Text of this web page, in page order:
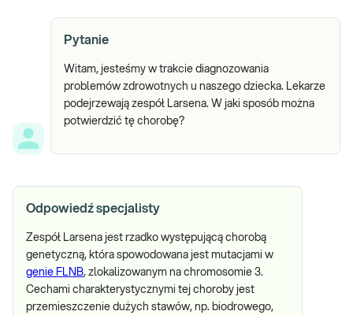
Pytanie
Witam, jesteśmy w trakcie diagnozowania
problemów zdrowotnych u naszego dziecka. Lekarze
podejrzewają zespół Larsena. W jaki sposób można
potwierdzić tę chorobę?
Odpowiedź specjalisty
Zespół Larsena jest rzadko występującą chorobą
genetyczną, która spowodowana jest mutacjami w
genie FLNB, zlokalizowanym na chromosomie 3.
Cechami charakterystycznymi tej choroby jest
przemieszczenie dużych stawów, np. biodrowego,